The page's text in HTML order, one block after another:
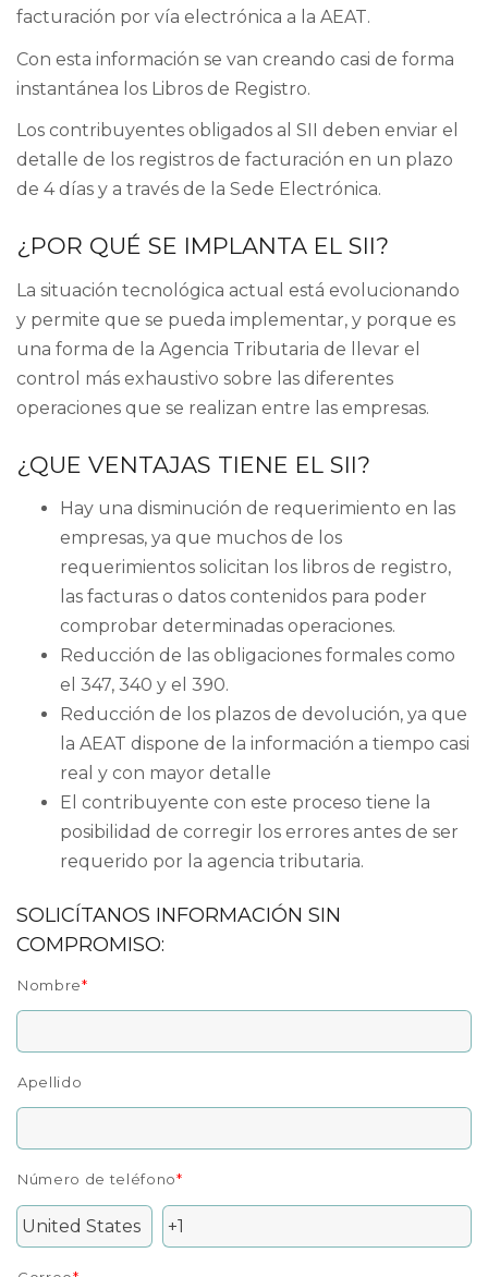
facturación por vía electrónica a la AEAT.
Con esta información se van creando casi de forma
instantánea los Libros de Registro.
Los contribuyentes obligados al SII deben enviar el
detalle de los registros de facturación en un plazo
de 4 días y a través de la Sede Electrónica.
¿POR QUÉ SE IMPLANTA EL SII?
La situación tecnológica actual está evolucionando
y permite que se pueda implementar, y porque es
una forma de la Agencia Tributaria de llevar el
control más exhaustivo sobre las diferentes
operaciones que se realizan entre las empresas.
¿QUE VENTAJAS TIENE EL SII?
Hay una disminución de requerimiento en las
empresas, ya que muchos de los
requerimientos solicitan los libros de registro,
las facturas o datos contenidos para poder
comprobar determinadas operaciones.
Reducción de las obligaciones formales como
el 347, 340 y el 390.
Reducción de los plazos de devolución, ya que
la AEAT dispone de la información a tiempo casi
real y con mayor detalle
El contribuyente con este proceso tiene la
posibilidad de corregir los errores antes de ser
requerido por la agencia tributaria.
SOLICÍTANOS INFORMACIÓN SIN
COMPROMISO:
Nombre*
Apellido
Número de teléfono*